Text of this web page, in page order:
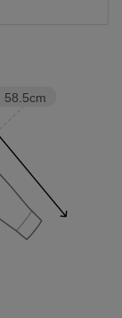
58.5cm